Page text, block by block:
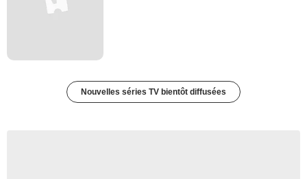
Nouvelles séries TV bientôt diffusées